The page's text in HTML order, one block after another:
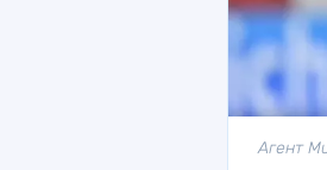
Агент